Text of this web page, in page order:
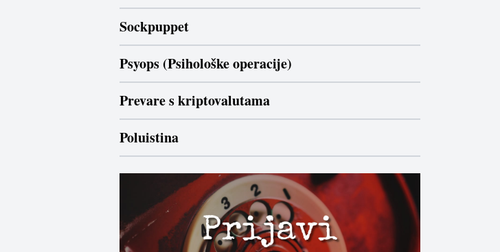
Sockpuppet
Psyops (Psihološke operacije)
Prevare s kriptovalutama
Poluistina